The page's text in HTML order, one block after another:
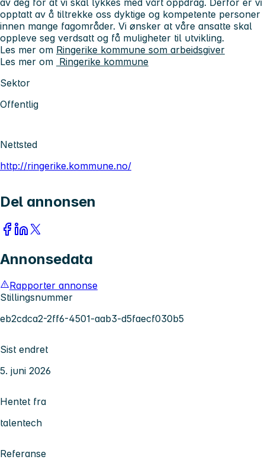
av deg for at vi skal lykkes med vårt oppdrag. Derfor er vi
opptatt av å tiltrekke oss dyktige og kompetente personer
innen mange fagområder. Vi ønsker at våre ansatte skal
oppleve seg verdsatt og få muligheter til utvikling.
Les mer om Ringerike kommune som arbeidsgiver
Les mer om Ringerike kommune
Sektor
Offentlig
Nettsted
http://ringerike.kommune.no/
Del annonsen
Annonsedata
Rapporter annonse
Stillingsnummer
eb2cdca2-2ff6-4501-aab3-d5faecf030b5
Sist endret
5. juni 2026
Hentet fra
talentech
Referanse